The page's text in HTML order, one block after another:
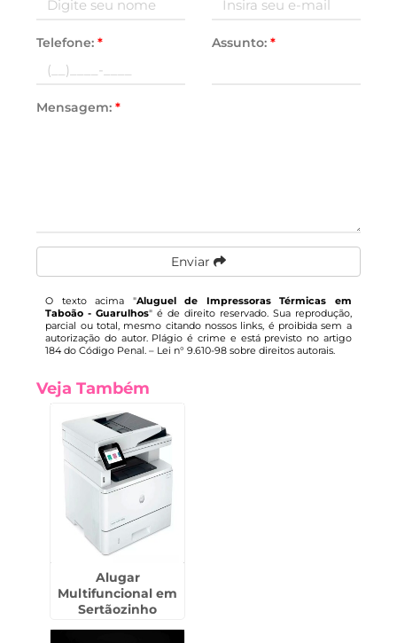
Telefone:* Assunto: *
Mensagem:*
Enviar
O texto acima "Aluguel de Impressoras Térmicas em
Taboão - Guarulhos" é de direito reservado. Sua reprodução,
parcial ou total, mesmo citando nossos links, é proibida sem a
autorização do autor. Plágio é crime e está previsto no artigo
184 do Código Penal. – Lei n° 9.610-98 sobre direitos autorais.
Veja Também
Alugar
Multifuncional em
Sertãozinho